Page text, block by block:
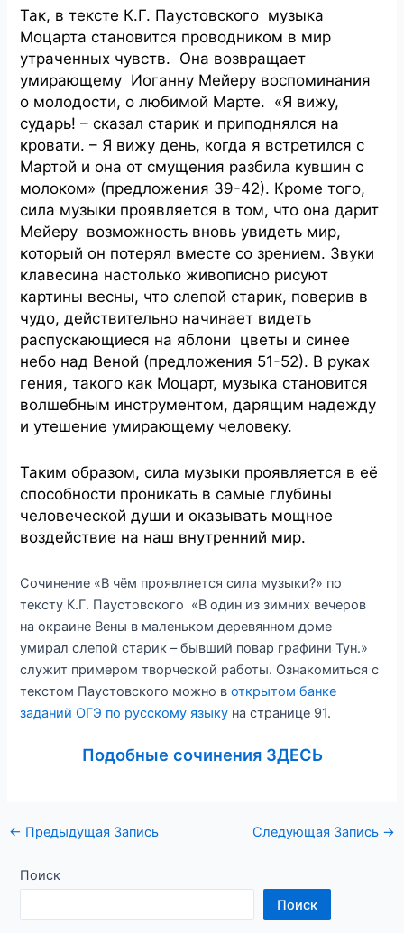
Так, в тексте К.Г. Паустовского музыка
Моцарта становится проводником в мир
утраченных чувств. Она возвращает
умирающему Иоганну Мейеру воспоминания
о молодости, о любимой Марте. «Я вижу,
сударь! – сказал старик и приподнялся на
кровати. – Я вижу день, когда я встретился с
Мартой и она от смущения разбила кувшин с
молоком» (предложения 39-42). Кроме того,
сила музыки проявляется в том, что она дарит
Мейеру возможность вновь увидеть мир,
который он потерял вместе со зрением. Звуки
клавесина настолько живописно рисуют
картины весны, что слепой старик, поверив в
чудо, действительно начинает видеть
распускающиеся на яблони цветы и синее
небо над Веной (предложения 51-52). В руках
гения, такого как Моцарт, музыка становится
волшебным инструментом, дарящим надежду
и утешение умирающему человеку.
Таким образом, сила музыки проявляется в её
способности проникать в самые глубины
человеческой души и оказывать мощное
воздействие на наш внутренний мир.
Сочинение «В чём проявляется сила музыки?» по
тексту К.Г. Паустовского «В один из зимних вечеров
на окраине Вены в маленьком деревянном доме
умирал слепой старик – бывший повар графини Тун.»
служит примером творческой работы. Ознакомиться с
текстом Паустовского можно воткрытом банке
заданий ОГЭ по русскому языку на странице 91.
Подобные сочинения ЗДЕСЬ
Навигация
записям
← Предыдущая Запись Следующая Запись →
Поиск
Поиск